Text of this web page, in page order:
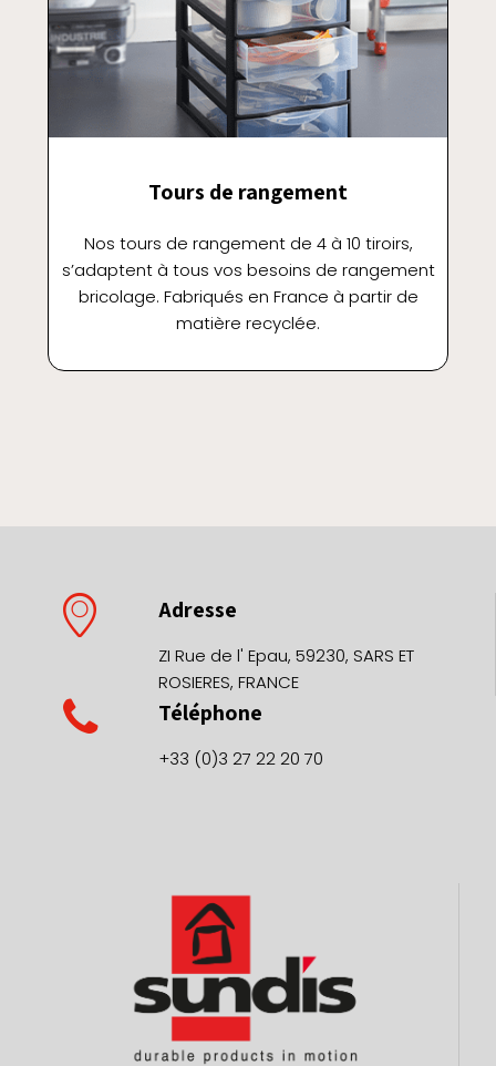
Tours de rangement
Nos tours de rangement de 4 à 10 tiroirs,
s’adaptent à tous vos besoins de rangement
bricolage. Fabriqués en France à partir de
matière recyclée.
Adresse
ZI Rue de l' Epau, 59230, SARS ET
ROSIERES, FRANCE
Téléphone
+33 (0)3 27 22 20 70